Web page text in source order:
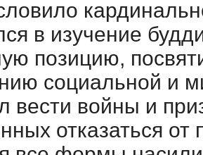
в изучение
позицию,
социальной и
вести войны и
отказаться